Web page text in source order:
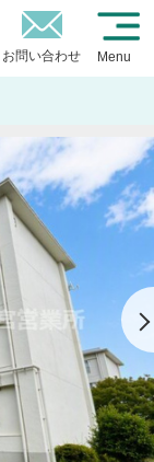
お問い合わせ Menu